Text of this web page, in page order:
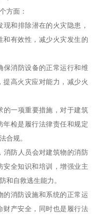
方面：
和排除潜在的火灾隐患，
和有效性，减少火灾发生的
保消防设备的正常运行和维
高火灾应对能力，减少火
的一项重要措施，对于建筑
年检是履行法律责任和规定
合规。
消防人员会对建筑物的消防
安全知识和培训，增强业主
和自救逃生能力。
的消防设施和系统的正常运
财产安全，同时也是履行法